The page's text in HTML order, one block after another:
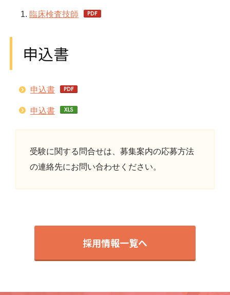
臨床検査技師
申込書
申込書
申込書
受験に関する問合せは、募集案内の応募方法
の連絡先にお問い合わせください。
採用情報一覧へ